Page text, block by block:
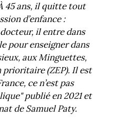
45 ans, il quitte tout
d’enfance :
il entre dans
pour enseigner dans
aux Minguettes,
prioritaire (ZEP). Il est
ce n’est pas
publié en 2021 et
de Samuel Paty.